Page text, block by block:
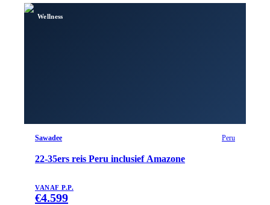
Wellness
Sawadee Peru
22-35ers reis Peru inclusief Amazone
VANAF P.P.
€4.599